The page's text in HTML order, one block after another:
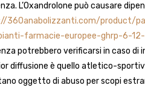
L’Oxandrolone può causare
360anabolizzanti.com/product/
farmacie-europee-ghrp-6-
potrebbero verificarsi in caso di
diffusione è quello atletico-
oggetto di abuso per scopi